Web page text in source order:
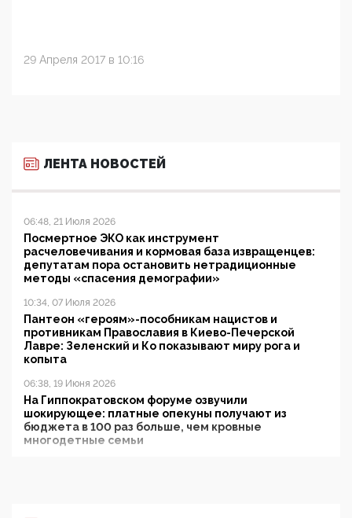
29 Апреля 2017 в 10:16
ЛЕНТА НОВОСТЕЙ
06:48, 21 Июля 2026
Посмертное ЭКО как инструмент
расчеловечивания и кормовая база извращенцев:
депутатам пора остановить нетрадиционные
методы «спасения демографии»
10:34, 07 Июля 2026
Пантеон «героям»-пособникам нацистов и
противникам Православия в Киево-Печерской
Лавре: Зеленский и Ко показывают миру рога и
копыта
06:38, 19 Июня 2026
На Гиппократовском форуме озвучили
шокирующее: платные опекуны получают из
бюджета в 100 раз больше, чем кровные
многодетные семьи